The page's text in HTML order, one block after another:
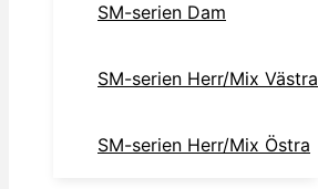
SM-serien Dam
SM-serien Herr/Mix Västra
SM-serien Herr/Mix Östra